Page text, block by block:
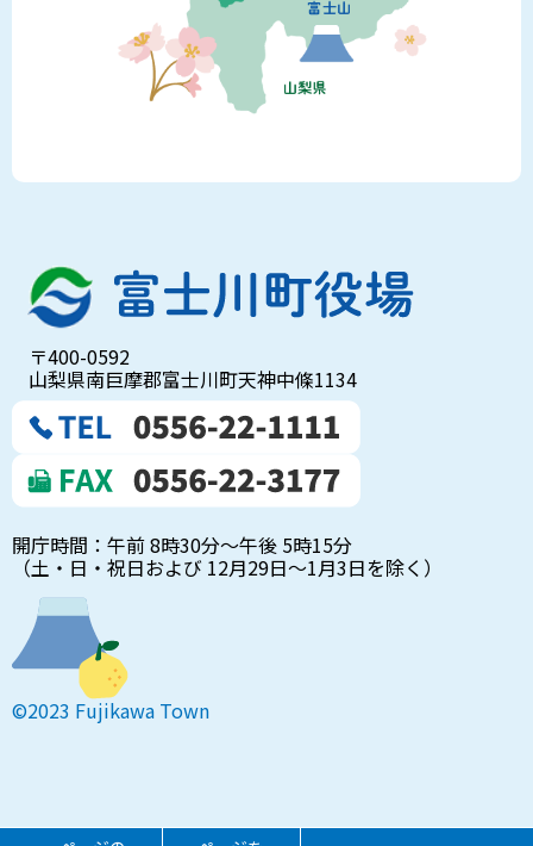
〒400-0592
山梨県南巨摩郡富士川町天神中條1134
開庁時間：午前 8時30分～午後 5時15分
（土・日・祝日および 12月29日～1月3日を除く）
©2023 Fujikawa Town